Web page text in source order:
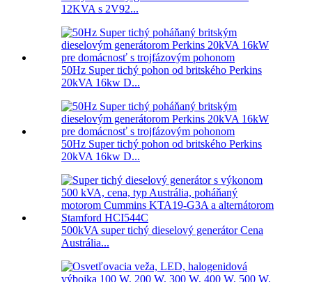
12KVA s 2V92...
50Hz Super tichý pohon od britského Perkins
20kVA 16kw D...
50Hz Super tichý pohon od britského Perkins
20kVA 16kw D...
500kVA super tichý dieselový generátor Cena
Austrália...